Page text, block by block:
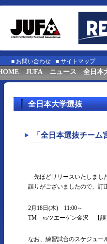
■ お問い合わせ ■ サイトマップ
JUFA ニュース 全日本
全日本大学選抜
「全日本選抜チー
先ほどリリースいたしまし
誤りがございましたので、訂
2月18日(木) 11:00～
TM vsツエーゲン金沢 【誤
なお、練習試合のスケジュー